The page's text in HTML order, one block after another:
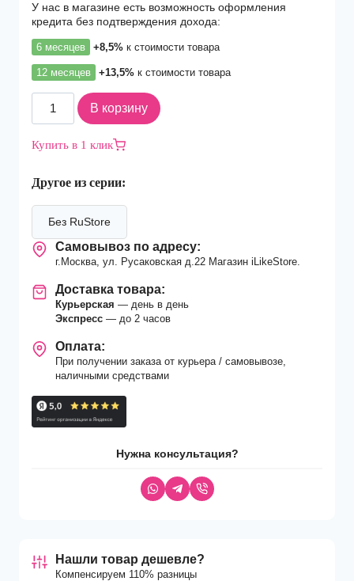
У нас в магазине есть возможность оформления
кредита без подтверждения дохода:
6 месяцев +8,5% к стоимости товара
12 месяцев +13,5% к стоимости товара
Количество
товара
Apple
15
512Gb
В корзину
Купить в 1 клик
Другое из серии:
Без RuStore
Самовывоз по адресу:
г.Москва, ул. Русаковская д.22 Магазин iLikeStore.
Доставка товара:
Курьерская — день в день
Экспресс — до 2 часов
Оплата:
При получении заказа от курьера / самовывозе,
наличными средствами
Нужна консультация?
Нашли товар дешевле?
Компенсируем 110% разницы